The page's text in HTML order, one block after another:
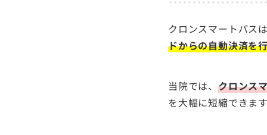
クロンスマートパス
ドからの自動決済を
当院では、 クロンス
を大幅に短縮できま